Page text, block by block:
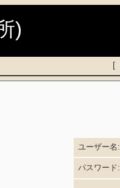
)
[
ユーザー名:
パスワード: